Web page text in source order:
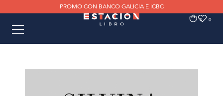
PROMO CON BANCO GALICIA E ICBC
0 0